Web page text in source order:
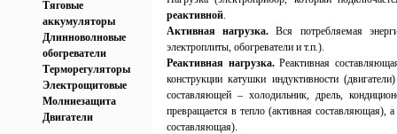
Тяговые
аккумуляторы
Длинноволновые
обогреватели
Терморегуляторы
Электрощитовые
Молниезащита
Двигатели
реактивной.
Активная нагрузка. Вся потребляемая
электроплиты, обогреватели и т.п.).
Реактивная нагрузка.Реактивная
конструкции катушки индуктивности
составляющей – холодильник, дрель,
превращается в тепло (активная составляющая),
составляющая).